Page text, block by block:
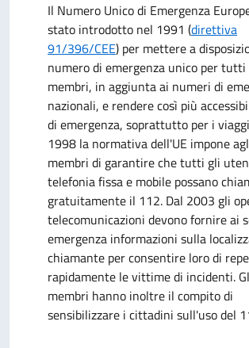
Il Numero Unico di Emergenza
stato introdotto nel 1991 (direttiva
91/396/CEE) per mettere a
numero di emergenza unico per
membri, in aggiunta ai numeri di
nazionali, e rendere così più
di emergenza, soprattutto per i
1998 la normativa dell'UE impone
membri di garantire che tutti gli
telefonia fissa e mobile possano
gratuitamente il 112. Dal 2003 gli
telecomunicazioni devono fornire ai
emergenza informazioni sulla
chiamante per consentire loro di
rapidamente le vittime di incidenti.
membri hanno inoltre il compito di
sensibilizzare i cittadini sull'uso del